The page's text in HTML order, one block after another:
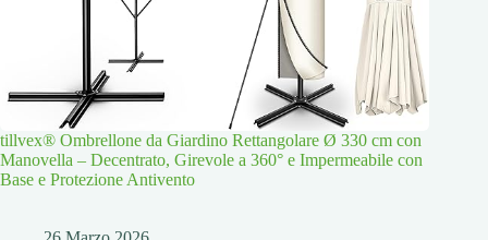
tillvex® Ombrellone da Giardino Rettangolare Ø 330 cm con
Manovella – Decentrato, Girevole a 360° e Impermeabile con
Base e Protezione Antivento